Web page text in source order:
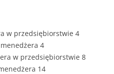
w przedsiębiorstwie 4
4
w przedsiębiorstwie 8
14